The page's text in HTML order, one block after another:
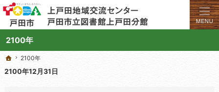
2100年
学びと交流のプラットフォーム。地域の講座や施設をご案内しています。
上戸田地域交流センターや戸田市立図書館上戸田分館の総合案内サイト
ホーム
2100年
2100年12月31日
ホーム
2100年